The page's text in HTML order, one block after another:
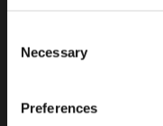
Selection
Necessary
Preferences
préserve
diffuser